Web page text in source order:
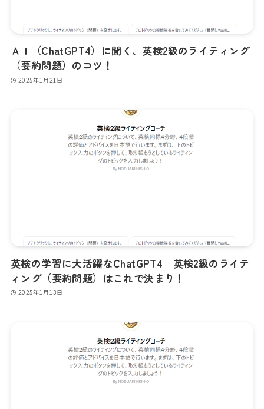
ＡＩ（ChatGPT4）に聞く、英検2級のライティング
（要約問題）のコツ！
2025年1月21日
英検の学習に大活躍なChatGPT4 英検2級のライテ
ィング（要約問題）はこれで決まり！
2025年1月13日